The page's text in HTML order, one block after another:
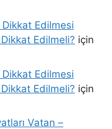
Dikkat Edilmesi
Edilmeli? için
Dikkat Edilmesi
Edilmeli? için
Vatan –